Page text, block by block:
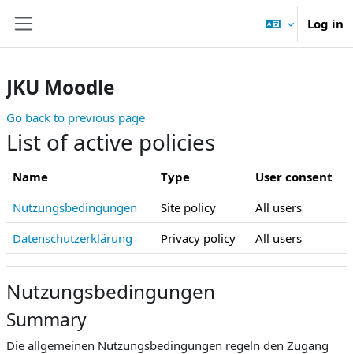
Log in
JKU Moodle
Go back to previous page
List of active policies
Name Type
User consent
Nutzungsbedingungen
Site policy
All users
Datenschutzerklärung
Privacy policy All users
Nutzungsbedingungen
Summary
Die allgemeinen Nutzungsbedingungen regeln den Zugang